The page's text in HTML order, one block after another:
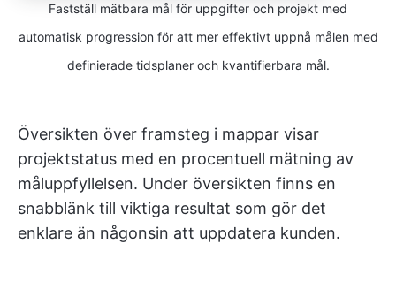
Fastställ mätbara mål för uppgifter och projekt med
automatisk progression för att mer effektivt uppnå målen med
definierade tidsplaner och kvantifierbara mål.
Översikten över framsteg i mappar visar
projektstatus med en procentuell mätning av
måluppfyllelsen. Under översikten finns en
snabblänk till viktiga resultat som gör det
enklare än någonsin att uppdatera kunden.